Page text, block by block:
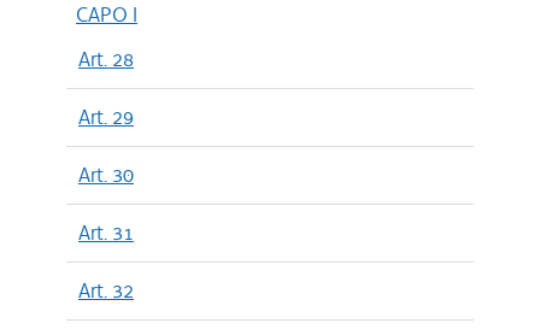
CAPO I
Art. 28
Art. 29
Art. 30
Art. 31
Art. 32